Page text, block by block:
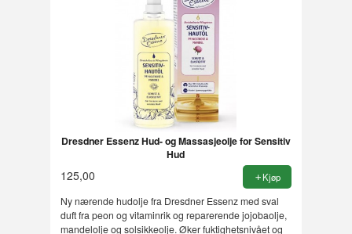
Dresdner Essenz Hud- og Massasjeolje for Sensitiv
Hud
125,00 Kjøp
Ny nærende hudolje fra Dresdner Essenz med sval
duft fra peon og vitaminrik og reparerende jojobaolje,
mandelolje og solsikkeolje. Øker fuktighetsnivået og